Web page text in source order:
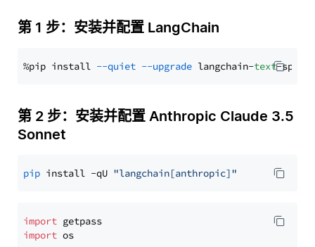
第 1 步：安装并配置 LangChain
%pip install --quiet --upgrade langchain-text
第 2 步：安装并配置 Anthropic Claude 3.5
Sonnet
pip install -qU "langchain[anthropic]"
import
import os